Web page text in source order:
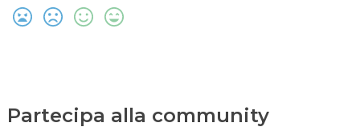
Partecipa alla community